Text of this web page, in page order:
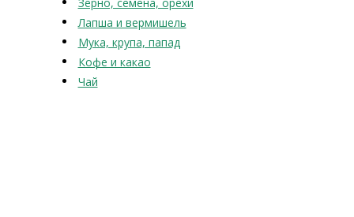
Зерно, семена, орехи
Лапша и вермишель
Мука, крупа, папад
Кофе и какао
Чай